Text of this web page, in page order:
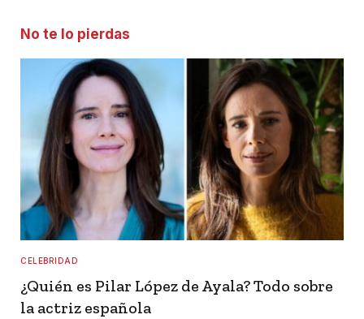
No te lo pierdas
CELEBRIDAD
¿Quién es Pilar López de Ayala? Todo sobre
la actriz española